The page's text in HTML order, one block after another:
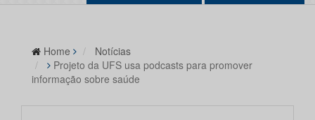
Home
Notícias
Projeto da UFS usa podcasts para promover
informação sobre saúde